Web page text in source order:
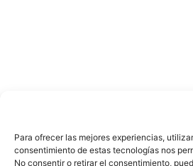
Para ofrecer las mejores experiencias,
consentimiento de estas tecnologías nos
No consentir o retirar el consentimiento,